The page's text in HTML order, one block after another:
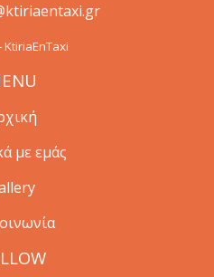
με εμάς